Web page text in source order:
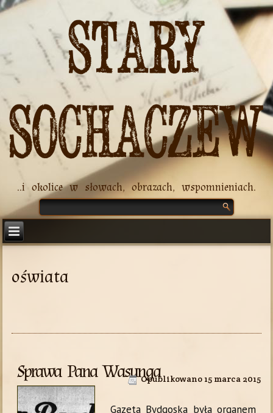
Stary
Sochaczew
..i okolice w słowach, obrazach, wspomnieniach.
oświata
Sprawa Pana WasungaOpublikowano 15 marca 2015
Gazeta Bydgoska była organem